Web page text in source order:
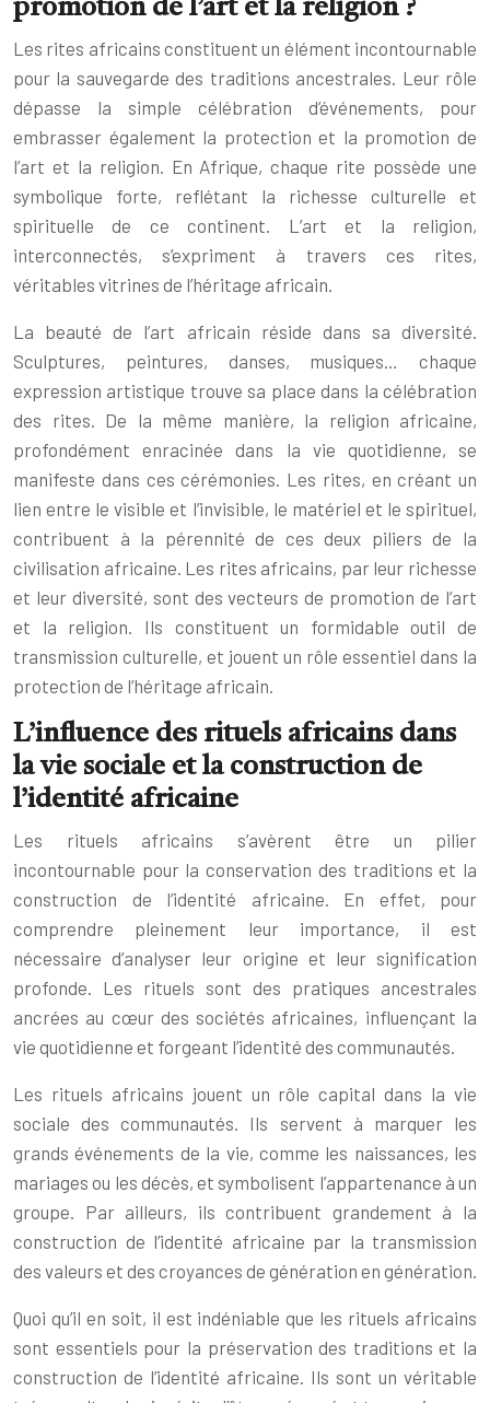
promotion de l’art et la religion ?
Les rites africains constituent un élément incontournable
pour la sauvegarde des traditions ancestrales. Leur rôle
dépasse la simple célébration d’événements, pour
embrasser également la protection et la promotion de
l’art et la religion. En Afrique, chaque rite possède une
symbolique forte, reflétant la richesse culturelle et
spirituelle de ce continent. L’art et la religion,
interconnectés, s’expriment à travers ces rites,
véritables vitrines de l’héritage africain.
La beauté de l’art africain réside dans sa diversité.
Sculptures, peintures, danses, musiques… chaque
expression artistique trouve sa place dans la célébration
des rites. De la même manière, la religion africaine,
profondément enracinée dans la vie quotidienne, se
manifeste dans ces cérémonies. Les rites, en créant un
lien entre le visible et l’invisible, le matériel et le spirituel,
contribuent à la pérennité de ces deux piliers de la
civilisation africaine. Les rites africains, par leur richesse
et leur diversité, sont des vecteurs de promotion de l’art
et la religion. Ils constituent un formidable outil de
transmission culturelle, et jouent un rôle essentiel dans la
protection de l’héritage africain.
L’influence des rituels africains dans
la vie sociale et la construction de
l’identité africaine
Les rituels africains s’avèrent être un pilier
incontournable pour la conservation des traditions et la
construction de l’identité africaine. En effet, pour
comprendre pleinement leur importance, il est
nécessaire d’analyser leur origine et leur signification
profonde. Les rituels sont des pratiques ancestrales
ancrées au cœur des sociétés africaines, influençant la
vie quotidienne et forgeant l’identité des communautés.
Les rituels africains jouent un rôle capital dans la vie
sociale des communautés. Ils servent à marquer les
grands événements de la vie, comme les naissances, les
mariages ou les décès, et symbolisent l’appartenance à un
groupe. Par ailleurs, ils contribuent grandement à la
construction de l’identité africaine par la transmission
des valeurs et des croyances de génération en génération.
Quoi qu’il en soit, il est indéniable que les rituels africains
sont essentiels pour la préservation des traditions et la
construction de l’identité africaine. Ils sont un véritable